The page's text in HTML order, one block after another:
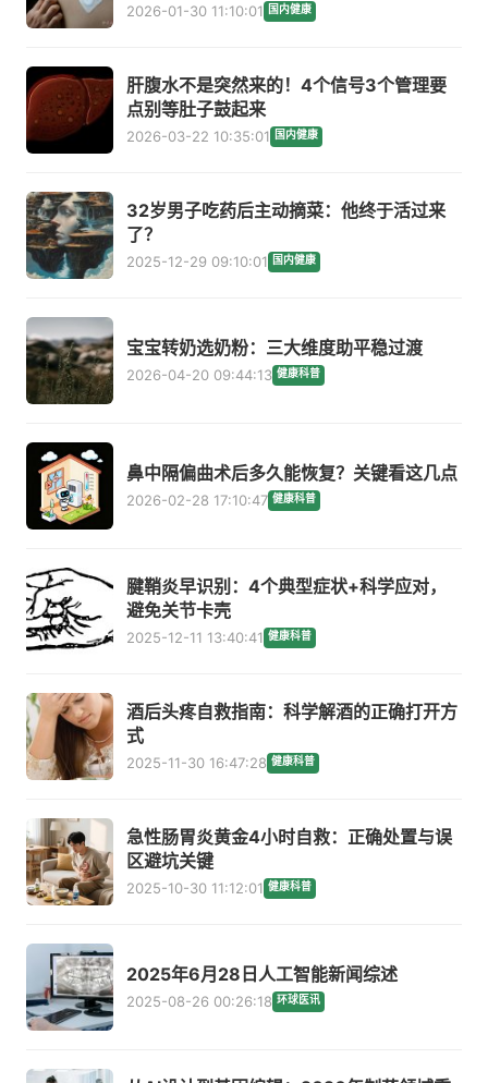
2026-01-30 11:10:01 国内健康
肝腹水不是突然来的！4个信号3个管理要
点别等肚子鼓起来
2026-03-22 10:35:01 国内健康
32岁男子吃药后主动摘菜：他终于活过来
了？
2025-12-29 09:10:01 国内健康
宝宝转奶选奶粉：三大维度助平稳过渡
2026-04-20 09:44:13 健康科普
鼻中隔偏曲术后多久能恢复？关键看这几点
2026-02-28 17:10:47 健康科普
腱鞘炎早识别：4个典型症状+科学应对，
避免关节卡壳
2025-12-11 13:40:41 健康科普
酒后头疼自救指南：科学解酒的正确打开方
式
2025-11-30 16:47:28 健康科普
急性肠胃炎黄金4小时自救：正确处置与误
区避坑关键
2025-10-30 11:12:01 健康科普
2025年6月28日人工智能新闻综述
2025-08-26 00:26:18 环球医讯